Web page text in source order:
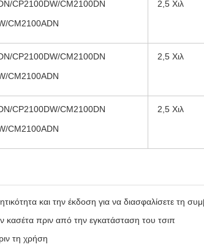
CP2100DW/CM2100DN
CM2100ADN
2,5 Χιλ
CP2100DW/CM2100DN
CM2100ADN
2,5 Χιλ
CP2100DW/CM2100DN
CM2100ADN
2,5 Χιλ
και την έκδοση για να διασφαλίσετε τη
κασέτα πριν από την εγκατάσταση του τσιπ
τη χρήση